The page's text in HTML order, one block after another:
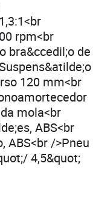
rpm<br
bra&ccedil;o de
120 mm<br
mola<br
ABS<br
ABS<br />Pneu
4,5&quot;